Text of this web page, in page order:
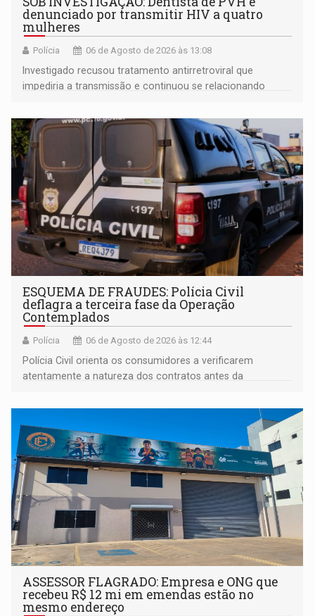
denunciado por transmitir HIV a quatro
mulheres
Polícia 06 de Agosto de 2026 às 13:08
Investigado recusou tratamento antirretroviral que
impediria a transmissão e continuou se relacionando
ESQUEMA DE FRAUDES: Polícia Civil
deflagra a terceira fase da Operação
Contemplados
Polícia 06 de Agosto de 2026 às 12:44
Polícia Civil orienta os consumidores a verificarem
atentamente a natureza dos contratos antes da
ASSESSOR FLAGRADO: Empresa e ONG que
recebeu R$ 12 mi em emendas estão no
mesmo endereço